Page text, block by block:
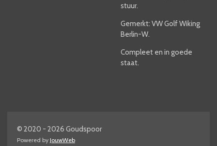
stuur.
Gemerkt: VW Golf Wiking
Berlin-W.
Compleet en in goede
staat.
© 2020 - 2026 Goudspoor
Powered by JouwWeb